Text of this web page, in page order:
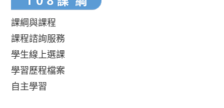
課綱與課程
課程諮詢服務
學生線上選課
學習歷程檔案
自主學習